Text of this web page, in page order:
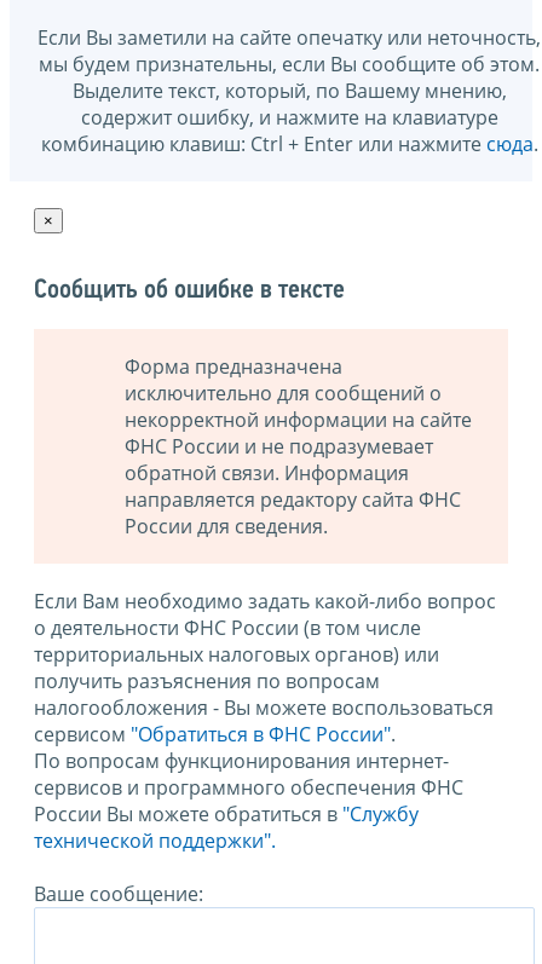
Если Вы заметили на сайте опечатку или неточность,
мы будем признательны, если Вы сообщите об этом.
Выделите текст, который, по Вашему мнению,
содержит ошибку, и нажмите на клавиатуре
комбинацию клавиш: Ctrl + Enter или нажмите сюда.
×
Сообщить об ошибке в тексте
Форма предназначена
исключительно для сообщений о
некорректной информации на сайте
ФНС России и не подразумевает
обратной связи. Информация
направляется редактору сайта ФНС
России для сведения.
Если Вам необходимо задать какой-либо вопрос
о деятельности ФНС России (в том числе
территориальных налоговых органов) или
получить разъяснения по вопросам
налогообложения - Вы можете воспользоваться
сервисом "Обратиться в ФНС России".
По вопросам функционирования интернет-
сервисов и программного обеспечения ФНС
России Вы можете обратиться в "Службу
технической поддержки".
Ваше сообщение: